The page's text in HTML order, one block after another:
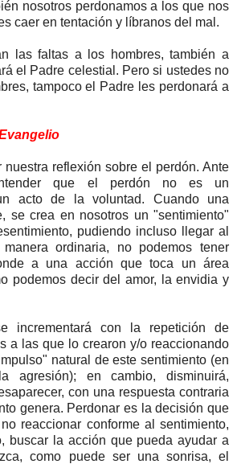
nosotros perdonamos a los que nos
caer en tentación y líbranos del mal.
las faltas a los hombres, también a
el Padre celestial. Pero si ustedes no
tampoco el Padre les perdonará a
nuestra reflexión sobre el perdón. Ante
que el perdón no es un
acto de la voluntad. Cuando una
se crea en nosotros un "sentimiento"
pudiendo incluso llegar al
ordinaria, no podemos tener
a una acción que toca un área
podemos decir del amor, la envidia y
incrementará con la repetición de
a las que lo crearon y/o reaccionando
natural de este sentimiento (en
agresión); en cambio, disminuirá,
con una respuesta contraria
genera. Perdonar es la decisión que
reaccionar conforme al sentimiento,
buscar la acción que pueda ayudar a
como puede ser una sonrisa, el